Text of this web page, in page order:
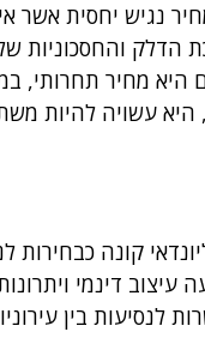
נגיש יחסית אשר
הדלק והחסכוניות
היא מחיר תחרותי,
עשויה להיות
קונה
עיצוב דינמי
לנסיעות בין